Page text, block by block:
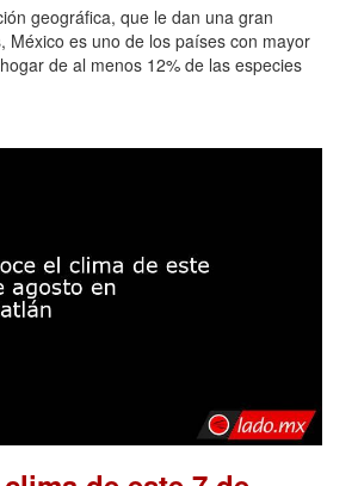
geográfica, que le dan una gran
México es uno de los países con mayor
de al menos 12% de las especies